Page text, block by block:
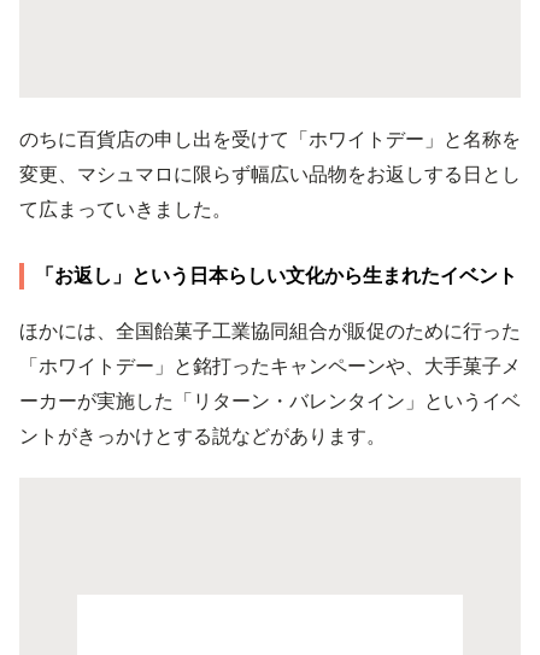
のちに百貨店の申し出を受けて「ホワイトデー」と名称を
変更、マシュマロに限らず幅広い品物をお返しする日とし
て広まっていきました。
「お返し」という日本らしい文化から生まれたイベント
ほかには、全国飴菓子工業協同組合が販促のために行った
「ホワイトデー」と銘打ったキャンペーンや、大手菓子メ
ーカーが実施した「リターン・バレンタイン」というイベ
ントがきっかけとする説などがあります。